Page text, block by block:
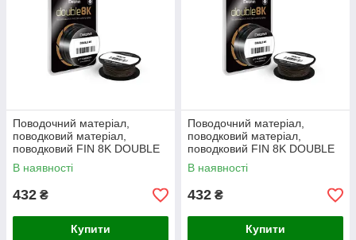
Поводочний матеріал,
поводковий матеріал,
поводковий FIN 8K DOUBLE
20m/камуфляж 25lbs
В наявності
432 ₴
Купити
Поводочний матеріал,
поводковий матеріал,
поводковий FIN 8K DOUBLE
20m/камуфляж 35lbs
В наявності
432 ₴
Купити